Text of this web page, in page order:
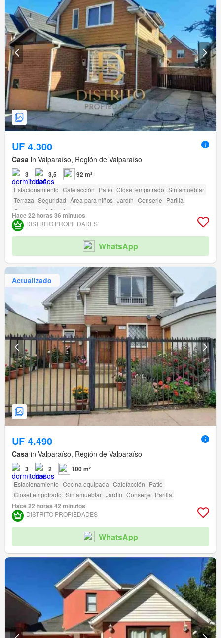
UF 4.300
Casa in Valparaíso, Región de Valparaíso
3 3,5 92 m²
Estacionamiento Calefacción Patio Closet empotrado Sin amueblar
Terraza Seguridad Área para niños Jardín Conserje Parilla
Caseta de vigilancia
Hace 22 horas 36 minutos
DISTRITO PROPIEDADES
WhatsApp
Actualizado
UF 4.490
Casa in Valparaíso, Región de Valparaíso
3 2 100 m²
Estacionamiento Cocina equipada Calefacción Patio
Closet empotrado Sin amueblar Jardín Conserje Parilla
Hace 22 horas 42 minutos
DISTRITO PROPIEDADES
WhatsApp